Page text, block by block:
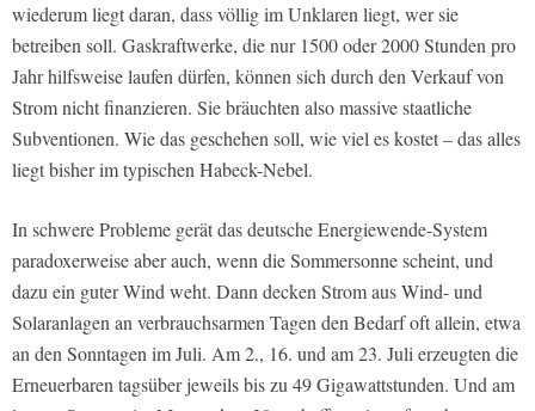
wiederum liegt daran, dass völlig im Unklaren liegt, wer sie
betreiben soll. Gaskraftwerke, die nur 1500 oder 2000 Stunden pro
Jahr hilfsweise laufen dürfen, können sich durch den Verkauf von
Strom nicht finanzieren. Sie bräuchten also massive staatliche
Subventionen. Wie das geschehen soll, wie viel es kostet – das alles
liegt bisher im typischen Habeck-Nebel.
In schwere Probleme gerät das deutsche Energiewende-System
paradoxerweise aber auch, wenn die Sommersonne scheint, und
dazu ein guter Wind weht. Dann decken Strom aus Wind- und
Solaranlagen an verbrauchsarmen Tagen den Bedarf oft allein, etwa
an den Sonntagen im Juli. Am 2., 16. und am 23. Juli erzeugten die
Erneuerbaren tagsüber jeweils bis zu 49 Gigawattstunden. Und am